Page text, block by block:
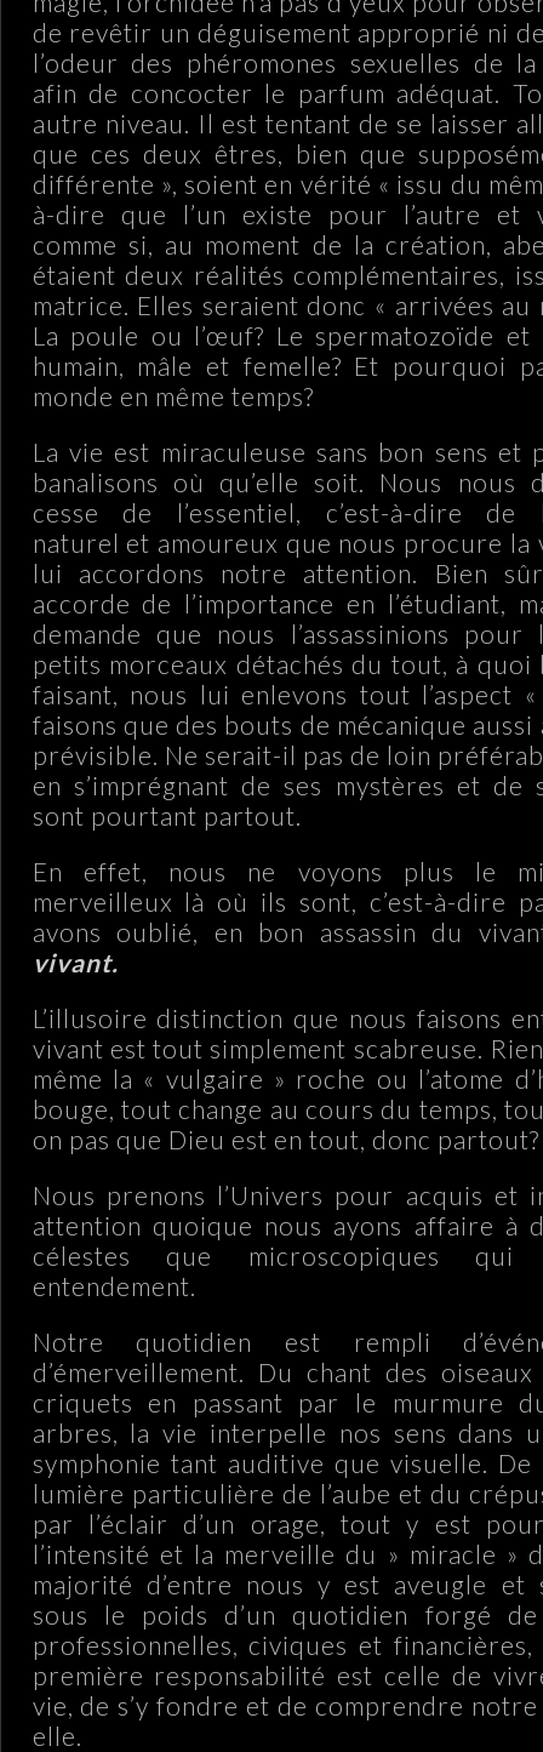
de revêtir un déguisement approprié ni
l’odeur des phéromones sexuelles de
afin de concocter le parfum adéquat.
autre niveau. Il est tentant de se laisser
que ces deux êtres, bien que
différente », soient en vérité « issu du
à-dire que l’un existe pour l’autre et
comme si, au moment de la création,
étaient deux réalités complémentaires,
matrice. Elles seraient donc « arrivées au
La poule ou l’œuf? Le spermatozoïde et
humain, mâle et femelle? Et pourquoi
monde en même temps?
La vie est miraculeuse sans bon sens et
banalisons où qu’elle soit. Nous nous
cesse de l’essentiel, c’est-à-dire de
naturel et amoureux que nous procure la
lui accordons notre attention. Bien
accorde de l’importance en l’étudiant,
demande que nous l’assassinions
petits morceaux détachés du tout, à quoi
faisant, nous lui enlevons tout l’aspect
faisons que des bouts de mécanique
prévisible. Ne serait-il pas de loin
en s’imprégnant de ses mystères et de
sont pourtant partout.
En effet, nous ne voyons plus le
merveilleux là où ils sont, c’est-à-dire
avons oublié, en bon assassin du
vivant.
L’illusoire distinction que nous faisons
vivant est tout simplement scabreuse.
même la « vulgaire » roche ou l’atome
bouge, tout change au cours du temps,
on pas que Dieu est en tout, donc partout?
Nous prenons l’Univers pour acquis et
attention quoique nous ayons affaire à
célestes que microscopiques
entendement.
Notre quotidien est rempli
d’émerveillement. Du chant des
criquets en passant par le murmure
arbres, la vie interpelle nos sens dans
symphonie tant auditive que visuelle. De
lumière particulière de l’aube et du
par l’éclair d’un orage, tout y est
l’intensité et la merveille du » miracle »
majorité d’entre nous y est aveugle et
sous le poids d’un quotidien forgé de
professionnelles, civiques et
première responsabilité est celle de
vie, de s’y fondre et de comprendre
elle.